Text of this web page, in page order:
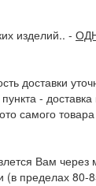
изделий.. -
доставки
-
самого
Вам
(в пределах 80-